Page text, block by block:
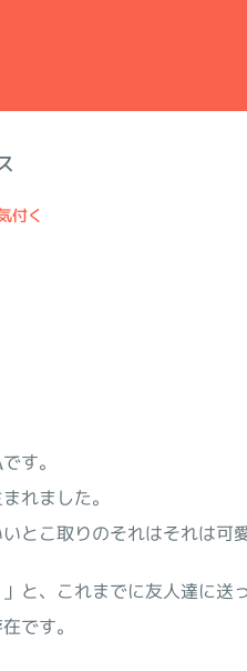
付く
す。
れました。
とこ取りのそれはそれは可
」と、これまでに友人達に
です。